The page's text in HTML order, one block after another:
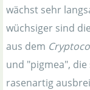
wächst sehr
wüchsiger sind
aus dem
und "pigmea",
rasenartig